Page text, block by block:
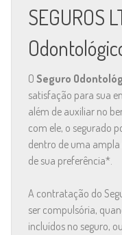
SEGUROS
O Seguro
satisfação para sua
além de auxiliar no
com ele, o segurado
dentro de uma
de sua preferência*.
A contratação do
ser compulsória,
incluídos no seguro,